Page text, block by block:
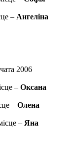
– Ангеліна
2006
– Оксана
– Олена
– Яна